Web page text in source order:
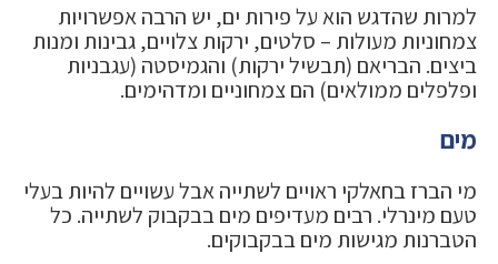
למרות שהדגש הוא על פירות ים, יש הרבה אפשרויות
צמחוניות מעולות – סלטים, ירקות צלויים, גבינות ומנות
ביצים. הבריאם (תבשיל ירקות) והגמיסטה (עגבניות
ופלפלים ממולאים) הם צמחוניים ומדהימים.
מים
מי הברז בחאלקי ראויים לשתייה אבל עשויים להיות בעלי
טעם מינרלי. רבים מעדיפים מים בבקבוק לשתייה. כל
הטברנות מגישות מים בבקבוקים.